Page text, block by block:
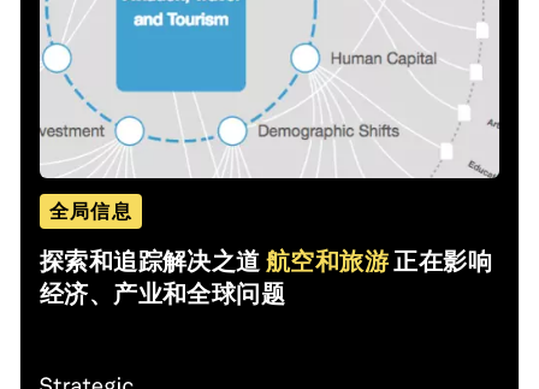
全局信息
探索和追踪解决之道航空和旅游正在影响
经济、产业和全球问题